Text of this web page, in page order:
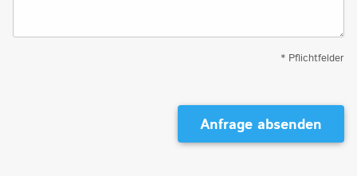
* Pflichtfelder
Anfrage absenden